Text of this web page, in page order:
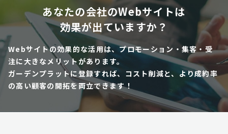
あなたの会社のWebサイトは
効果が出ていますか？
Webサイトの効果的な活用は、プロモーション・集客・受
注に大きなメリットがあります。
ガーデンプラットに登録すれば、コスト削減と、より成約率
の高い顧客の開拓を両立できます！